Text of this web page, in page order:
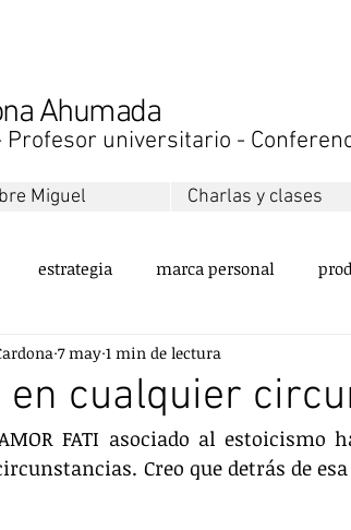
Ahumada
universitario -
Miguel Charlas y clases
estrategia marca personal
personal equipos
servicio al cliente valores
en cualquier
7 may 1 min de lectura
FATI asociado al estoicismo
Creo que detrás de